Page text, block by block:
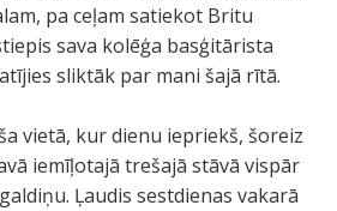
pa ceļam satiekot Britu
sava kolēģa basģitārista
sliktāk par mani šajā rītā.
vietā, kur dienu iepriekš, šoreiz
iemīļotajā trešajā stāvā vispār
Ļaudis sestdienas vakarā